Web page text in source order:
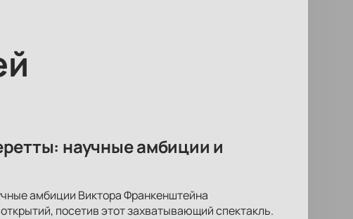
научные амбиции и
амбиции Виктора Франкенштейна
посетив этот захватывающий спектакль.